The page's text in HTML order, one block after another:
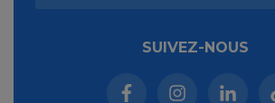
SUIVEZ-NOUS